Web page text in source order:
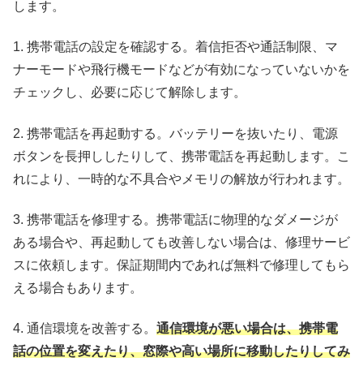
します。
1. 携帯電話の設定を確認する。着信拒否や通話制限、マ
ナーモードや飛行機モードなどが有効になっていないかを
チェックし、必要に応じて解除します。
2. 携帯電話を再起動する。バッテリーを抜いたり、電源
ボタンを長押ししたりして、携帯電話を再起動します。こ
れにより、一時的な不具合やメモリの解放が行われます。
3. 携帯電話を修理する。携帯電話に物理的なダメージが
ある場合や、再起動しても改善しない場合は、修理サービ
スに依頼します。保証期間内であれば無料で修理してもら
える場合もあります。
4. 通信環境を改善する。 通信環境が悪い場合は、携帯電
話の位置を変えたり、窓際や高い場所に移動したりしてみ